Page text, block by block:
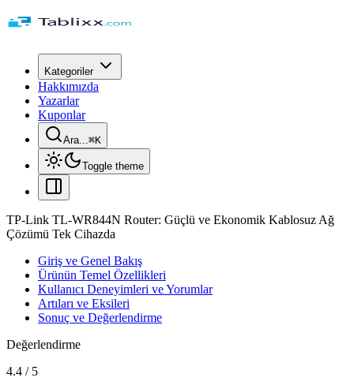
Kategoriler
Hakkımızda
Yazarlar
Kuponlar
Ara...⌘K
Toggle theme
TP-Link TL-WR844N Router: Güçlü ve Ekonomik Kablosuz Ağ
Çözümü Tek Cihazda
Giriş ve Genel Bakış
Ürünün Temel Özellikleri
Kullanıcı Deneyimleri ve Yorumlar
Artıları ve Eksileri
Sonuç ve Değerlendirme
Değerlendirme
4.4 / 5